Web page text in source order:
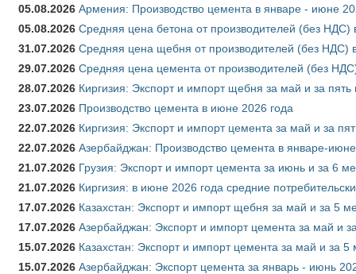
05.08.2026 Армения: Производство цемента в январе - июне
05.08.2026 Средняя цена бетона от производителей (без НДС)
31.07.2026 Средняя цена щебня от производителей (без НДС)
29.07.2026 Средняя цена цемента от производителей (без
28.07.2026 Киргизия: Экспорт и импорт щебня за май и за
23.07.2026 Производство цемента в июне 2026 года
22.07.2026 Киргизия: Экспорт и импорт цемента за май и за
22.07.2026 Азербайджан: Производство цемента в январе-
21.07.2026 Грузия: Экспорт и импорт цемента за июнь и за 6
21.07.2026 Киргизия: в июне 2026 года средние
17.07.2026 Казахстан: Экспорт и импорт щебня за май и за 5
17.07.2026 Азербайджан: Экспорт и импорт цемента за май и
15.07.2026 Казахстан: Экспорт и импорт цемента за май и за
15.07.2026 Азербайджан: Экспорт цемента за январь - июнь